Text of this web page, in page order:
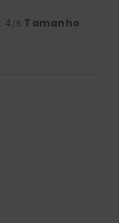
: 4 /5 Tamanho: